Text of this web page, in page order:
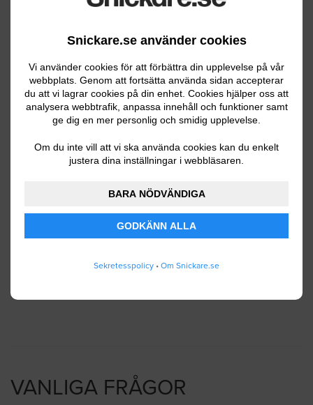
Snickare.se använder cookies
Vi använder cookies för att förbättra din upplevelse på vår
webbplats. Genom att fortsätta använda sidan accepterar
du att vi lagrar cookies på din enhet. Cookies hjälper oss att
analysera webbtrafik, anpassa innehåll och funktioner samt
ge dig en mer personlig och smidig upplevelse.
Om du inte vill att vi ska använda cookies kan du enkelt
justera dina inställningar i webbläsaren.
BARA NÖDVÄNDIGA
GODKÄNN ALLA
Sekretesspolicy • Om Snickare.se
Din e-postadress
Ditt telefonnummer
mina personuppgifter enligtanvändarvillkoren
VANLIGA FRÅGOR